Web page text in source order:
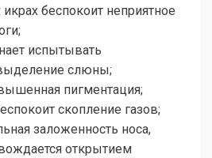
беспокоит неприятное
испытывать
слюны;
пигментация;
скопление газов;
заложенность носа,
открытием